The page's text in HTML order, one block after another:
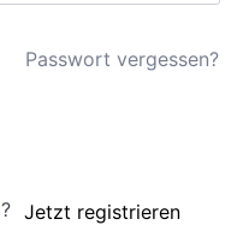
Passwort vergessen?
Jetzt registrieren